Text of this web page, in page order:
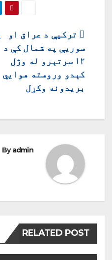
ليکنه
چليدنه
ترکیې د عراق او
سوریې په شمال کې د
۱۲ سرتېرو له وژل
کېدو وروسته هوايي
بریدونه وکړل
Byadmin
RELATED POST